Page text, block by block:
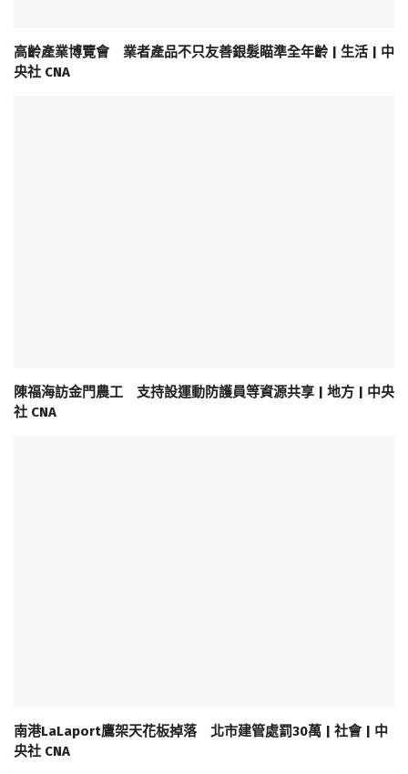
高齡產業博覽會 業者產品不只友善銀髮瞄準全年齡 | 生活 | 中
央社 CNA
陳福海訪金門農工 支持設運動防護員等資源共享 | 地方 | 中央
社 CNA
南港LaLaport鷹架天花板掉落 北市建管處罰30萬 | 社會 | 中
央社 CNA